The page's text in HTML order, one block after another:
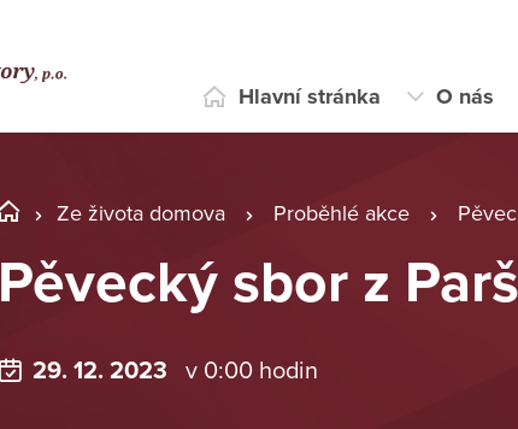
Hlavní stránka O nás
Ze života domova Proběhlé akce
Pěvecký sbor z
29. 12. 2023 v 0:00 hodin